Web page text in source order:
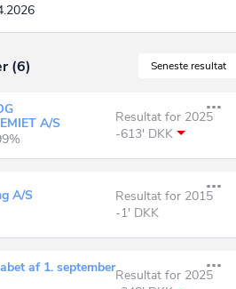
Seneste resultat
(6)
A/S
Resultat for 2025
-613' DKK
A/S
Resultat for 2015
-1' DKK
af 1. septemberResultat for 2025